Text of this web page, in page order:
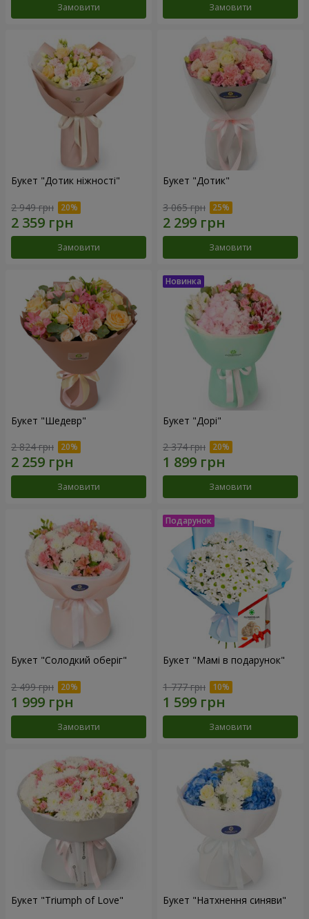
Замовити Замовити
Букет "Дотик ніжності"
2 949 грн
Замовити
Букет "Дотик"
3 065 грн
Замовити
Букет "Шедевр"
2 824 грн
Замовити
Букет "Дорі"
2 374 грн
Замовити
Букет "Солодкий оберіг"
2 499 грн
Замовити
Букет "Мамі в подарунок"
1 777 грн
Замовити
Букет "Triumph of Love" Букет "Натхнення синяви"